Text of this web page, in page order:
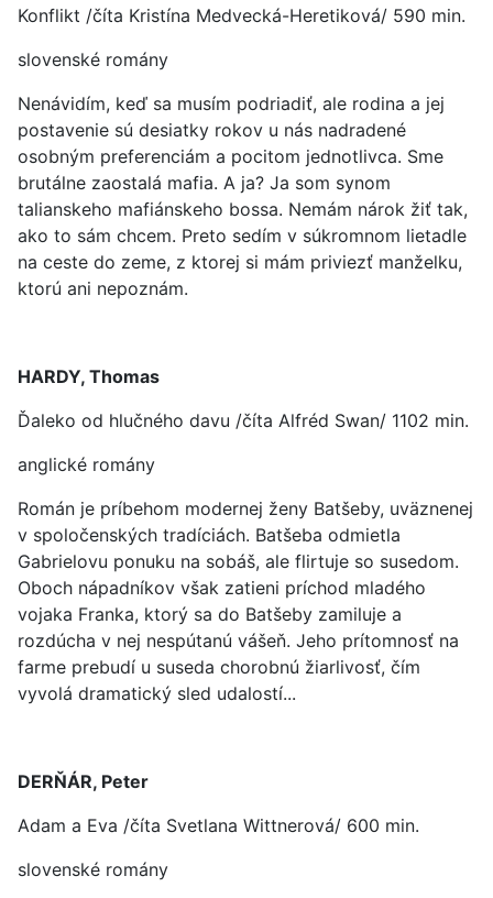
Konflikt /číta Kristína Medvecká-Heretiková/ 590 min.
slovenské romány
Nenávidím, keď sa musím podriadiť, ale rodina a jej
postavenie sú desiatky rokov u nás nadradené
osobným preferenciám a pocitom jednotlivca. Sme
brutálne zaostalá mafia. A ja? Ja som synom
talianskeho mafiánskeho bossa. Nemám nárok žiť tak,
ako to sám chcem. Preto sedím v súkromnom lietadle
na ceste do zeme, z ktorej si mám priviezť manželku,
ktorú ani nepoznám.
HARDY, Thomas
Ďaleko od hlučného davu /číta Alfréd Swan/ 1102 min.
anglické romány
Román je príbehom modernej ženy Batšeby, uväznenej
v spoločenských tradíciách. Batšeba odmietla
Gabrielovu ponuku na sobáš, ale flirtuje so susedom.
Oboch nápadníkov však zatieni príchod mladého
vojaka Franka, ktorý sa do Batšeby zamiluje a
rozdúcha v nej nespútanú vášeň. Jeho prítomnosť na
farme prebudí u suseda chorobnú žiarlivosť, čím
vyvolá dramatický sled udalostí...
DERŇÁR, Peter
Adam a Eva /číta Svetlana Wittnerová/ 600 min.
slovenské romány